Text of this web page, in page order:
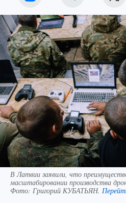
В Латвии заявили, что
масштабировании производства
Фото: Григорий КУБАТЬЯН.